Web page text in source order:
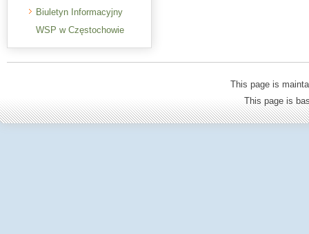
Biuletyn Informacyjny
WSP w Częstochowie
This page is
This page is